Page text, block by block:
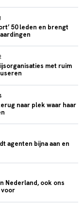
50 leden en brengt
met ruim
naar plek waar haar
agenten bijna aan en
Nederland, ook ons
voor